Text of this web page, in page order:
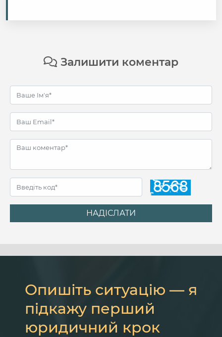
Залишити коментар
НАДІСЛАТИ
Опишіть ситуацію — я
підкажу перший
юридичний крок